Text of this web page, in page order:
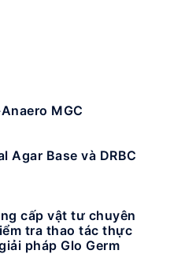
MGC
Agar Base và DRBC
cấp vật tư chuyên
tra thao tác thực
pháp Glo Germ